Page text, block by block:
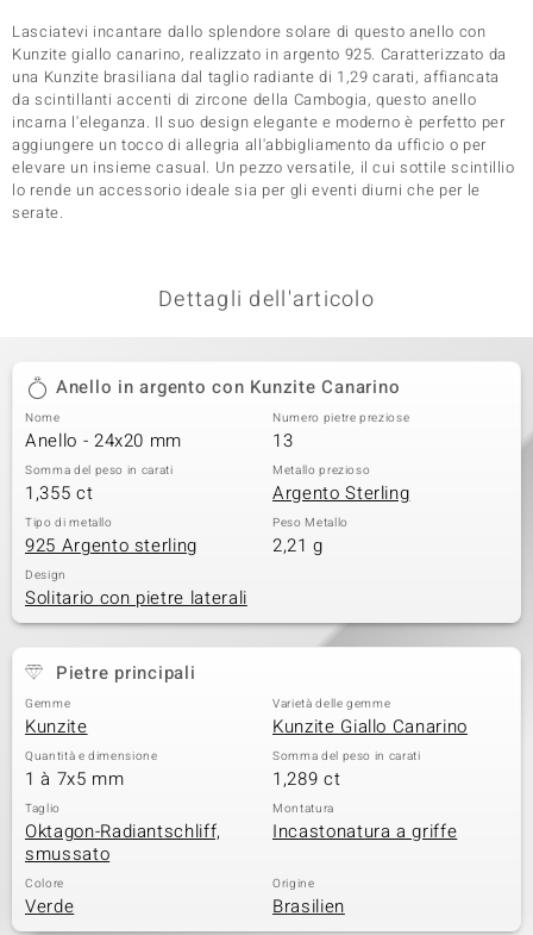
Lasciatevi incantare dallo splendore solare di questo anello con
Kunzite giallo canarino, realizzato in argento 925. Caratterizzato da
una Kunzite brasiliana dal taglio radiante di 1,29 carati, affiancata
da scintillanti accenti di zircone della Cambogia, questo anello
incarna l'eleganza. Il suo design elegante e moderno è perfetto per
aggiungere un tocco di allegria all'abbigliamento da ufficio o per
elevare un insieme casual. Un pezzo versatile, il cui sottile scintillio
lo rende un accessorio ideale sia per gli eventi diurni che per le
serate.
Dettagli dell'articolo
Anello in argento con Kunzite Canarino
Nome
Anello - 24x20 mm
Numero pietre preziose
13
Somma del peso in carati
1,355 ct
Metallo prezioso
Argento Sterling
Tipo di metallo
925 Argento sterling
Peso Metallo
2,21 g
Design
Solitario con pietre laterali
Pietre principali
Gemme
Kunzite
Varietà delle gemme
Kunzite Giallo Canarino
Quantità e dimensione
1 à 7x5 mm
Somma del peso in carati
1,289 ct
Taglio
Oktagon-Radiantschliff,
smussato
Montatura
Incastonatura a griffe
Colore
Verde
Origine
Brasilien